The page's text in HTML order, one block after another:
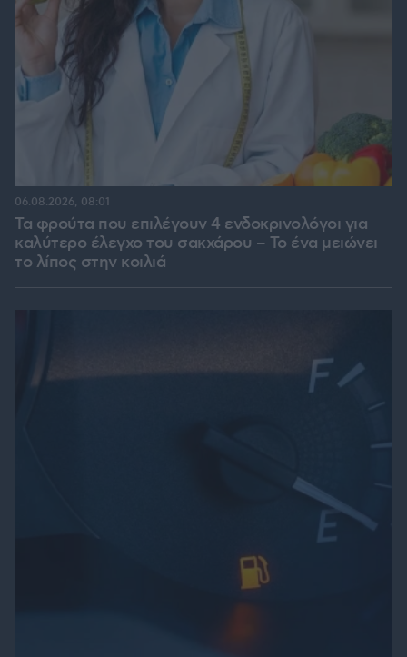
Τα φρούτα που επιλέγουν 4 ενδοκρινολόγοι για
καλύτερο έλεγχο του σακχάρου – Το ένα μειώνει
το λίπος στην κοιλιά
06.08.2026, 08:01